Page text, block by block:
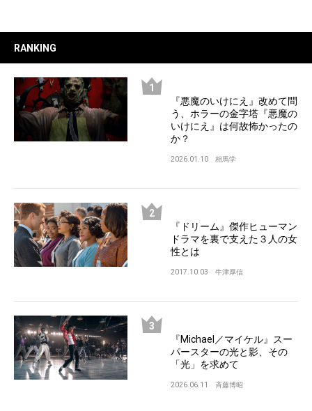
RANKING
『悪魔のいけにえ』改めて問
う、ホラーの金字塔『悪魔の
いけにえ』は何故怖かったの
か？
2026.01.10 相馬学
『ドリーム』傑作ヒューマン
ドラマを裏で支えた３人の女
性とは
2017.10.03 牛津厚信
『Michael／マイケル』スー
パースターの光と影、その
「光」を求めて
2026.06.11 斉藤博昭